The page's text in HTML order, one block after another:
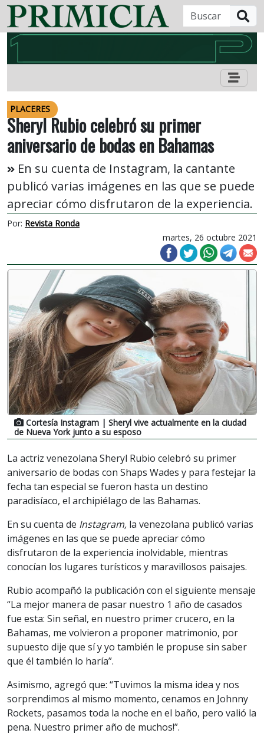
PLACERES
Sheryl Rubio celebró su primer
aniversario de bodas en Bahamas
En su cuenta de Instagram, la cantante
publicó varias imágenes en las que se puede
apreciar cómo disfrutaron de la experiencia.
Por: Revista Ronda
martes, 26 octubre 2021
Cortesía Instagram | Sheryl vive actualmente en la ciudad
de Nueva York junto a su esposo
La actriz venezolana Sheryl Rubio celebró su primer
aniversario de bodas con Shaps Wades y para festejar la
fecha tan especial se fueron hasta un destino
paradisíaco, el archipiélago de las Bahamas.
En su cuenta de Instagram, la venezolana publicó varias
imágenes en las que se puede apreciar cómo
disfrutaron de la experiencia inolvidable, mientras
conocían los lugares turísticos y maravillosos paisajes.
Rubio acompañó la publicación con el siguiente mensaje
“La mejor manera de pasar nuestro 1 año de casados
fue esta: Sin señal, en nuestro primer crucero, en la
Bahamas, me volvieron a proponer matrimonio, por
supuesto dije que sí y yo también le propuse sin saber
que él también lo haría”.
Asimismo, agregó que: “Tuvimos la misma idea y nos
sorprendimos al mismo momento, cenamos en Johnny
Rockets, pasamos toda la noche en el baño, pero valió la
pena. Nuestro primer año de muchos!”.